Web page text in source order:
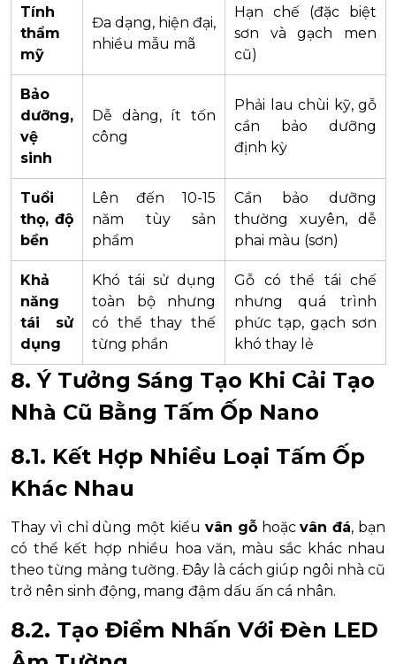
Tính
thẩm
mỹ
Đa dạng, hiện đại,
nhiều mẫu mã
Hạn chế (đặc biệt
sơn và gạch men
cũ)
Bảo
dưỡng,
vệ
sinh
Dễ dàng, ít tốn
công
Phải lau chùi kỹ, gỗ
cần bảo dưỡng
định kỳ
Tuổi
thọ, độ
bền
Lên đến 10-15
năm tùy sản
phẩm
Cần bảo dưỡng
thường xuyên, dễ
phai màu (sơn)
Khả
năng
tái sử
dụng
Khó tái sử dụng
toàn bộ nhưng
có thể thay thế
từng phần
Gỗ có thể tái chế
nhưng quá trình
phức tạp, gạch sơn
khó thay lẻ
8. Ý Tưởng Sáng Tạo Khi Cải Tạo
Nhà Cũ Bằng Tấm Ốp Nano
8.1. Kết Hợp Nhiều Loại Tấm Ốp
Khác Nhau
Thay vì chỉ dùng một kiểu vân gỗhoặcvân đá, bạn
có thể kết hợp nhiều hoa văn, màu sắc khác nhau
theo từng mảng tường. Đây là cách giúp ngôi nhà cũ
trở nên sinh động, mang đậm dấu ấn cá nhân.
8.2. Tạo Điểm Nhấn Với Đèn LED